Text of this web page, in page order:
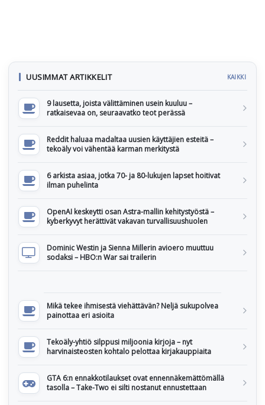
UUSIMMAT ARTIKKELIT KAIKKI
9 lausetta, joista välittäminen usein kuuluu –
ratkaisevaa on, seuraavatko teot perässä
Reddit haluaa madaltaa uusien käyttäjien esteitä –
tekoäly voi vähentää karman merkitystä
6 arkista asiaa, jotka 70- ja 80-lukujen lapset hoitivat
ilman puhelinta
OpenAI keskeytti osan Astra-mallin kehitystyöstä –
kyberkyvyt herättivät vakavan turvallisuushuolen
Dominic Westin ja Sienna Millerin avioero muuttuu
sodaksi – HBO:n War sai trailerin
Mikä tekee ihmisestä viehättävän? Neljä sukupolvea
painottaa eri asioita
Tekoäly-yhtiö silppusi miljoonia kirjoja – nyt
harvinaisteosten kohtalo pelottaa kirjakauppiaita
GTA 6:n ennakkotilaukset ovat ennennäkemättömällä
tasolla – Take-Two ei silti nostanut ennustettaan